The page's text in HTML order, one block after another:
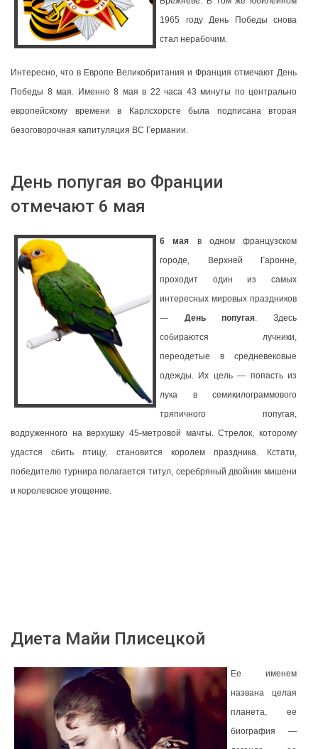
1965 году День Победы снова
стал нерабочим.
Интересно, что в Европе Великобритания и Франция отмечают День
Победы 8 мая. Именно 8 мая в 22 часа 43 минуты по центрально
европейскому времени в Карлсхорсте была подписана вторая
безоговорочная капитуляция ВС Германии.
День попугая во Франции
отмечают 6 мая
6 мая в одном французском
городе, Верхней Гаронне,
проходит один из самых
интересных мировых праздников
— День попугая. Здесь
собираются лучники,
переодетые в средневековые
одежды. Их цель — попасть из
лука в семикилограммового
тряпичного попугая,
водруженного на верхушку 45-метровой мачты. Стрелок, которому
удастся сбить птицу, становится королем праздника. Кстати,
победителю турнира полагается титул, серебряный двойник мишени
и королевское угощение.
Диета Майи Плисецкой
Ее именем
названа целая
планета, ее
биография —